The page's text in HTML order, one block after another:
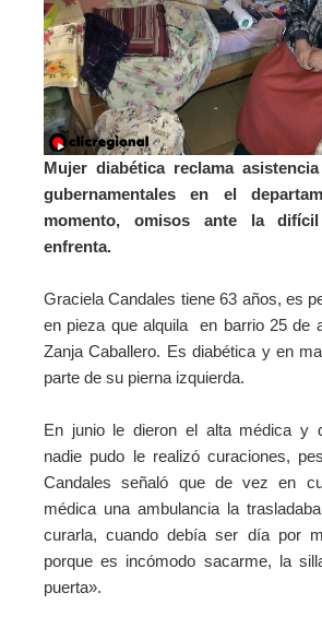
Mujer diabética reclama
gubernamentales en el
momento, omisos ante la
enfrenta.
Graciela Candales tiene 63 años, es
en pieza que alquila en barrio 25 de
Zanja Caballero. Es diabética y en
parte de su pierna izquierda.
En junio le dieron el alta médica y
nadie pudo le realizó curaciones,
Candales señaló que de vez en
médica una ambulancia la
curarla, cuando debía ser día por
porque es incómodo sacarme, la
puerta».